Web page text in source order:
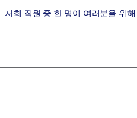
저희 직원 중 한 명이 여러분을 위